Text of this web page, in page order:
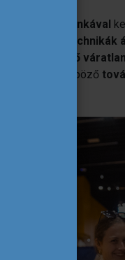
műhelymunkával
technikák
felmerülő
különböző